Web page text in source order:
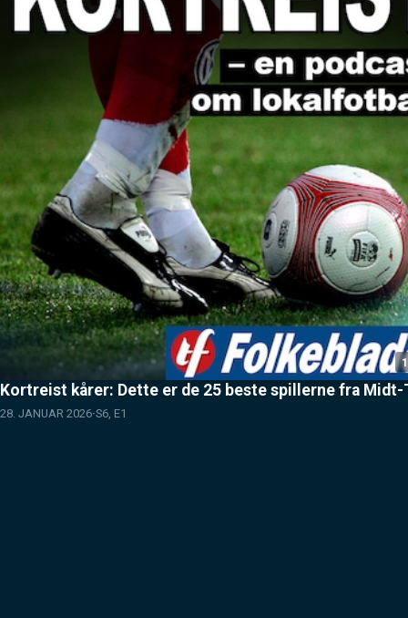
Kortreist kårer: Dette er de 25 beste spillerne fra Midt-
28. JANUAR 2026 S6, E1